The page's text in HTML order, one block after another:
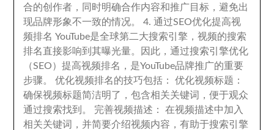
合的创作者 ， 同时明确合作内容和推广目标 ，避免出
现品牌形象不一致的情况。 4.通过SEO优化提高视
频排名 YouTube是全球第二大搜索引擎 ，视频的搜索
排名直接影响到其曝光量。 因此 ，通过搜索引擎优化
（SEO）提高视频排名 ， 是YouTube品牌推广的重要
步骤。优化视频排名的技巧包括 ：优化视频标题 ：
确保视频标题简洁明了 ，包含相关关键词 ，便于观众
通过搜索找到 。 完善视频描述 ：在视频描述中加入
相关关键词
， 并简要介绍视频内容 ，有助于搜索引擎